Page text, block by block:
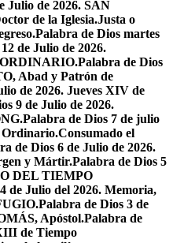
Julio de 2026. SAN
de la Iglesia.Justa o
Palabra de Dios martes
de Julio de 2026.
Palabra de Dios
Abad y Patrón de
de 2026. Jueves XIV de
9 de Julio de 2026.
Palabra de Dios 7 de julio
Ordinario.Consumado el
de Dios 6 de Julio de 2026.
y Mártir.Palabra de Dios 5
DEL TIEMPO
de Julio del 2026. Memoria,
Palabra de Dios 3 de
Apóstol.Palabra de
de Tiempo